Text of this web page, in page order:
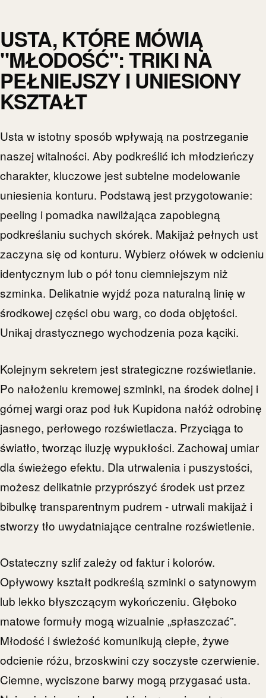
USTA, KTÓRE MÓWIĄ
"MŁODOŚĆ": TRIKI NA
PEŁNIEJSZY I UNIESIONY
KSZTAŁT
Usta w istotny sposób wpływają na postrzeganie
naszej witalności. Aby podkreślić ich młodzieńczy
charakter, kluczowe jest subtelne modelowanie
uniesienia konturu. Podstawą jest przygotowanie:
peeling i pomadka nawilżająca zapobiegną
podkreślaniu suchych skórek. Makijaż pełnych ust
zaczyna się od konturu. Wybierz ołówek w odcieniu
identycznym lub o pół tonu ciemniejszym niż
szminka. Delikatnie wyjdź poza naturalną linię w
środkowej części obu warg, co doda objętości.
Unikaj drastycznego wychodzenia poza kąciki.
Kolejnym sekretem jest strategiczne rozświetlanie.
Po nałożeniu kremowej szminki, na środek dolnej i
górnej wargi oraz pod łuk Kupidona nałóż odrobinę
jasnego, perłowego rozświetlacza. Przyciąga to
światło, tworząc iluzję wypukłości. Zachowaj umiar
dla świeżego efektu. Dla utrwalenia i puszystości,
możesz delikatnie przyprószyć środek ust przez
bibulkę transparentnym pudrem - utrwali makijaż i
stworzy tło uwydatniające centralne rozświetlenie.
Ostateczny szlif zależy od faktur i kolorów.
Opływowy kształt podkreślą szminki o satynowym
lub lekko błyszczącym wykończeniu. Głęboko
matowe formuły mogą wizualnie „spłaszczać”.
Młodość i świeżość komunikują ciepłe, żywe
odcienie różu, brzoskwini czy soczyste czerwienie.
Ciemne, wyciszone barwy mogą przygasać usta.